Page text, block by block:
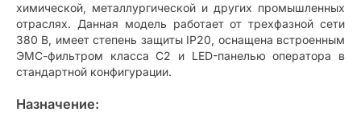
химической, металлургической и других промышленных
отраслях. Данная модель работает от трехфазной сети
380 В, имеет степень защиты IP20, оснащена встроенным
ЭМС-фильтром класса C2 и LED-панелью оператора в
стандартной конфигурации.
Назначение: